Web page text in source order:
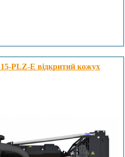
PLZ-E відкритий кожух